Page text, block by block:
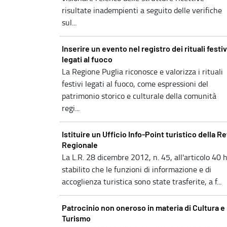
risultate inadempienti a seguito delle verifiche
sul...
Inserire un evento nel registro dei rituali
legati al fuoco
La Regione Puglia riconosce e valorizza i rituali
festivi legati al fuoco, come espressioni del
patrimonio storico e culturale della comunità
regi...
Istituire un Ufficio Info-Point turistico della
Regionale
La L.R. 28 dicembre 2012, n. 45, all'articolo 40
stabilito che le funzioni di informazione e di
accoglienza turistica sono state trasferite, a f...
Patrocinio non oneroso in materia di Cultura e
Turismo